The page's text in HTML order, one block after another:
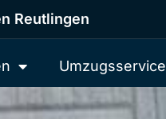
Reutlingen
Umzugsservice